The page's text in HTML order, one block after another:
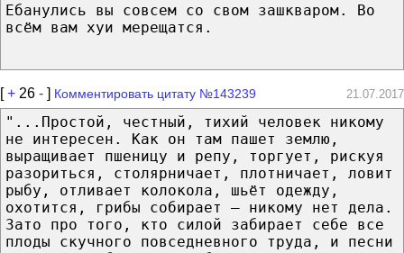
Ебанулись вы совсем со свом зашкваром. Во
всём вам хуи мерещатся.
[+ 26 - ] Комментировать цитату №143239 21.07.2017
"...Простой, честный, тихий человек никому
не интересен. Как он там пашет землю,
выращивает пшеницу и репу, торгует, рискуя
разориться, столярничает, плотничает, ловит
рыбу, отливает колокола, шьёт одежду,
охотится, грибы собирает — никому нет дела.
Зато про того, кто силой забирает себе все
плоды скучного повседневного труда, и песни